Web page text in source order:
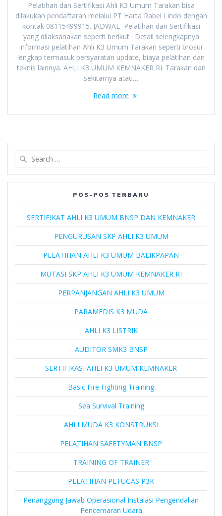
Pelatihan dan Sertifikasi Ahli K3 Umum Tarakan bisa
dilakukan pendaftaran melalui PT Harta Rabel Lindo dengan
kontak 08115499915. JADWAL Pelatihan dan Sertifikasi
yang dilaksanakan seperti berikut : Detail selengkapnya
informasi pelatihan Ahli K3 Umum Tarakan seperti brosur
lengkap termasuk persyaratan update, biaya pelatihan dan
teknis lainnya. AHLI K3 UMUM KEMNAKER RI. Tarakan dan
sekitarnya atau…
Read more
POS-POS TERBARU
SERTIFIKAT AHLI K3 UMUM BNSP DAN KEMNAKER
PENGURUSAN SKP AHLI K3 UMUM
PELATIHAN AHLI K3 UMUM BALIKPAPAN
MUTASI SKP AHLI K3 UMUM KEMNAKER RI
PERPANJANGAN AHLI K3 UMUM
PARAMEDIS K3 MUDA
AHLI K3 LISTRIK
AUDITOR SMK3 BNSP
SERTIFIKASI AHLI K3 UMUM KEMNAKER
Basic Fire Fighting Training
Sea Survival Training
AHLI MUDA K3 KONSTRUKSI
PELATIHAN SAFETYMAN BNSP
TRAINING OF TRAINER
PELATIHAN PETUGAS P3K
Penanggung Jawab Operasional Instalasi Pengendalian
Pencemaran Udara